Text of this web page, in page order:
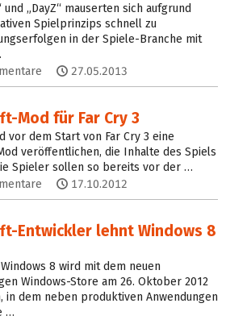
und „DayZ“ mauserten sich aufgrund
Spielprinzips schnell zu
in der Spiele-Branche mit
27.05.2013
Mod für Far Cry 3
vor dem Start von Far Cry 3 eine
veröffentlichen, die Inhalte des Spiels
Spieler sollen so bereits vor der …
17.10.2012
Entwickler lehnt Windows 8
8 wird mit dem neuen
Windows-Store am 26. Oktober 2012
in dem neben produktiven Anwendungen
…